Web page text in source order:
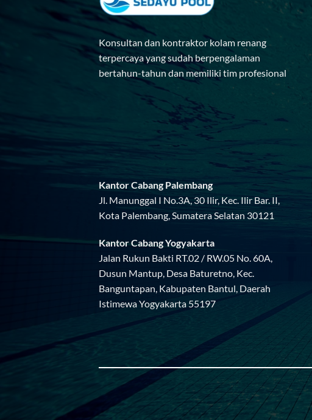
Konsultan dan kontraktor kolam renang
terpercaya yang sudah berpengalaman
bertahun-tahun dan memiliki tim profesional
Kantor Cabang Palembang
Jl. Manunggal I No.3A, 30 Ilir, Kec. Ilir Bar. II,
Kota Palembang, Sumatera Selatan 30121
Kantor Cabang Yogyakarta
Jalan Rukun Bakti RT.02 / RW.05 No. 60A,
Dusun Mantup, Desa Baturetno, Kec.
Banguntapan, Kabupaten Bantul, Daerah
Istimewa Yogyakarta 55197